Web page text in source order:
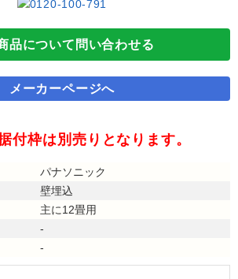
品について問い合わせる
メーカーページへ
付枠は別売りとなります。
パナソニック
壁埋込
主に12畳用
-
-